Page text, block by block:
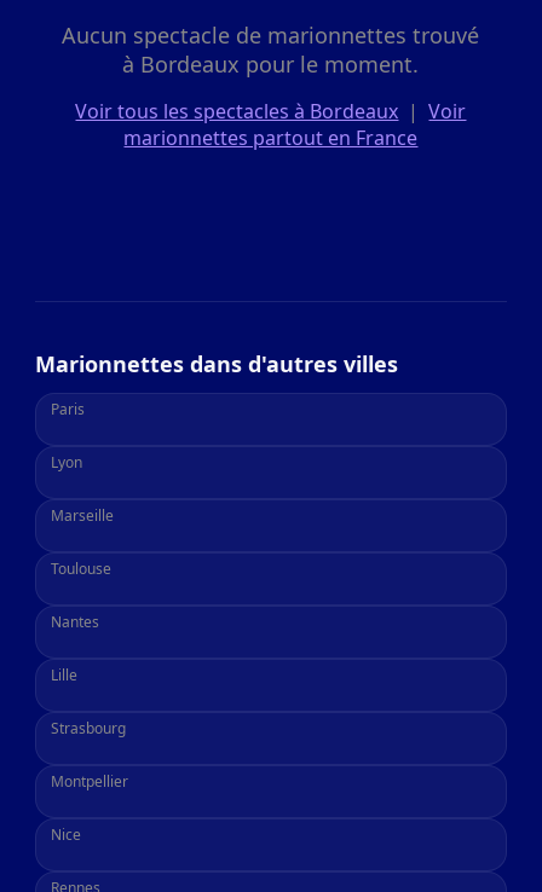
Aucun spectacle de marionnettes trouvé
à Bordeaux pour le moment.
Voir tous les spectacles à Bordeaux |Voir
marionnettes partout en France
Marionnettes dans d'autres villes
Paris
Lyon
Marseille
Toulouse
Nantes
Lille
Strasbourg
Montpellier
Nice
Rennes